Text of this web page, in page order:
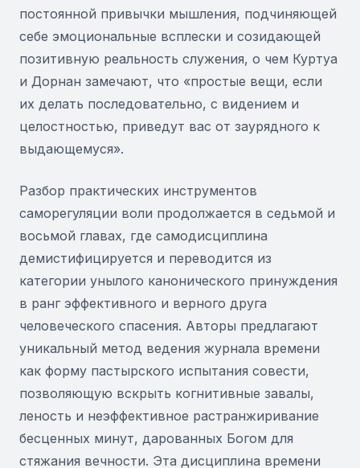
постоянной привычки мышления, подчиняющей
себе эмоциональные всплески и созидающей
позитивную реальность служения, о чем Куртуа
и Дорнан замечают, что «простые вещи, если
их делать последовательно, с видением и
целостностью, приведут вас от заурядного к
выдающемуся».
Разбор практических инструментов
саморегуляции воли продолжается в седьмой и
восьмой главах, где самодисциплина
демистифицируется и переводится из
категории унылого канонического принуждения
в ранг эффективного и верного друга
человеческого спасения. Авторы предлагают
уникальный метод ведения журнала времени
как форму пастырского испытания совести,
позволяющую вскрыть когнитивные завалы,
леность и неэффективное растранжиривание
бесценных минут, дарованных Богом для
стяжания вечности. Эта дисциплина времени